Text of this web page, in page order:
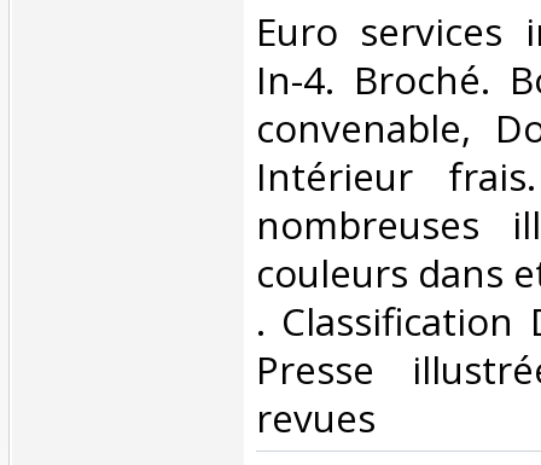
‎Euro services
In-4. Broché.
convenable,
Intérieur
nombreuses
couleurs dans
. Classification
Presse
revues‎